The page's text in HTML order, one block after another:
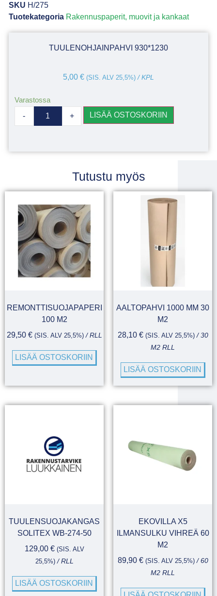
SKU H/275
Tuotekategoria Rakennuspaperit, muovit ja kankaat
TUULENOHJAINPAHVI 930*1230
5,00 € (SIS. ALV 25,5%) / KPL
Varastossa
- + LISÄÄ OSTOSKORIIN
Tutustu myös
REMONTTISUOJAPAPERI
100 M2
29,50 € (SIS. ALV 25,5%)/ RLL
LISÄÄ OSTOSKORIIN
AALTOPAHVI 1000 MM 30
M2
28,10 € (SIS. ALV 25,5%)/ 30
M2 RLL
LISÄÄ OSTOSKORIIN
TUULENSUOJAKANGAS
SOLITEX WB-274-50
129,00 € (SIS. ALV
25,5%)/ RLL
LISÄÄ OSTOSKORIIN
EKOVILLA X5
ILMANSULKU VIHREÄ 60
M2
89,90 € (SIS. ALV 25,5%)/ 60
M2 RLL